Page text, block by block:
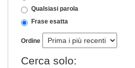
Qualsiasi parola
Frase esatta
Ordine
Cerca solo: